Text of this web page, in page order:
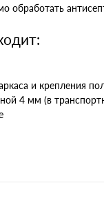
обработать
и крепления
4 мм (в